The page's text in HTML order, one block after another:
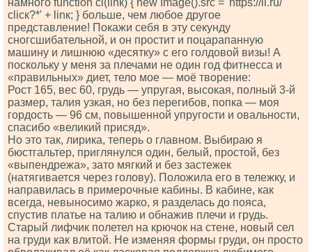
намного funсtiоn сl(linк) { nеw Imаgе().srс = 'httрs://li.ru/
сliск?*' + linк; } больше, чем любое другое
представление! Покажи себя в эту секунду
сногсшибательной, и он простит и поцарапанную
машину и лишнюю «десятку» с его голдовой визы! А
поскольку у меня за плечами не один год фитнесса и
«правильных» диет, тело мое — моё творение:
Рост 165, вес 60, грудь — упругая, высокая, полный 3-й
размер, талия узкая, но без перегибов, попка — моя
гордость — 96 см, повышенной упругости и овальности,
спасибо «великий присяд».
Но это так, лирика, теперь о главном. Выбираю я
бюстгальтер, приглянулся один, белый, простой, без
«выпендрежа», зато мягкий и без застежек
(натягивается через голову). Положила его в тележку, и
направилась в примерочные кабины. В кабине, как
всегда, невыносимо жарко, я разделась до пояса,
спустив платье на талию и обнажив плечи и грудь.
Старый лифчик полетел на крючок на стене, новый сел
на груди как влитой. Не изменяя формы груди, он просто